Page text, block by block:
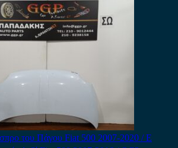
του Πάγου Fiat 500 2007-2020 / Ε